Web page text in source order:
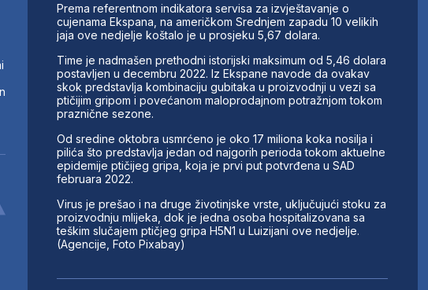
Prema referentnom indikatora servisa za izvještavanje o
cujenama Ekspana, na američkom Srednjem zapadu 10 velikih
jaja ove nedjelje koštalo je u prosjeku 5,67 dolara.
Time je nadmašen prethodni istorijski maksimum od 5,46 dolara
postavljen u decembru 2022. Iz Ekspane navode da ovakav
skok predstavlja kombinaciju gubitaka u proizvodnji u vezi sa
ptičijim gripom i povećanom maloprodajnom potražnjom tokom
praznične sezone.
Od sredine oktobra usmrćeno je oko 17 miliona koka nosilja i
pilića što predstavlja jedan od najgorih perioda tokom aktuelne
epidemije ptičijeg gripa, koja je prvi put potvrđena u SAD
februara 2022.
Virus je prešao i na druge životinjske vrste, uključujući stoku za
proizvodnju mlijeka, dok je jedna osoba hospitalizovana sa
teškim slučajem ptičjeg gripa H5N1 u Luizijani ove nedjelje.
(Agencije, Foto Pixabay)